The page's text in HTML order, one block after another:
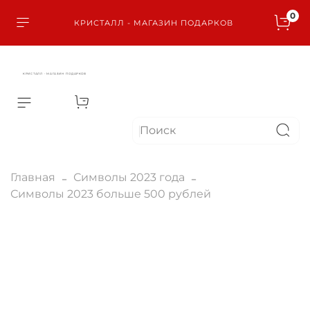
КРИСТАЛЛ - МАГАЗИН ПОДАРКОВ
0
КРИСТАЛЛ - МАГАЗИН ПОДАРКОВ
Главная
Символы 2023 года
Символы 2023 больше 500 рублей